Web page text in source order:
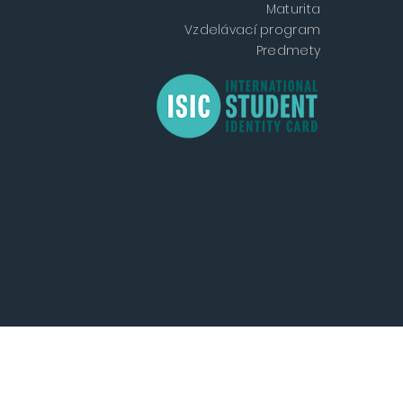
Maturita
Vzdelávací program
Predmety